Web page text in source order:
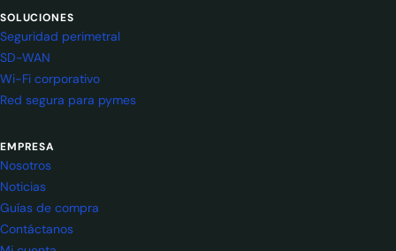
SOLUCIONES
Seguridad perimetral
SD-WAN
Wi-Fi corporativo
Red segura para pymes
EMPRESA
Nosotros
Noticias
Guías de compra
Contáctanos